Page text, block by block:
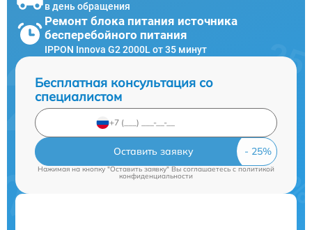
в день обращения
Ремонт блока питания источника
бесперебойного питания
IPPON Innova G2 2000L от 35 минут
Бесплатная консультация со
специалистом
Оставить заявку
Нажимая на кнопку "Оставить заявку" Вы соглашаетесь cполитикой
конфиденциальности